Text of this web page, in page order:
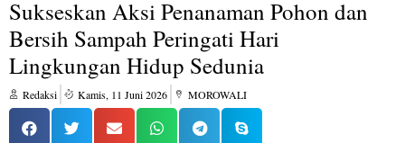
Sukseskan Aksi Penanaman Pohon dan
Bersih Sampah Peringati Hari
Lingkungan Hidup Sedunia
Redaksi Kamis, 11 Juni 2026 MOROWALI